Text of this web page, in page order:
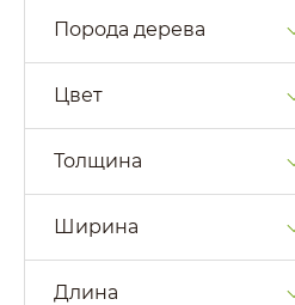
Порода дерева
Цвет
Толщина
Ширина
Длина